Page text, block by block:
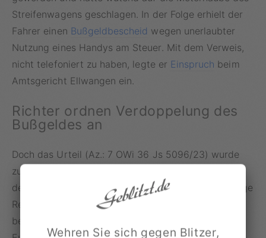
Streifenwagens geschlagen. In der Folge erhielt der
Fahrer einen Bußgeldbescheid wegen unerlaubter
Nutzung eines Handys am Steuer. Mit dem Verweis,
nicht telefoniert zu haben, legte er Einspruch beim
Amtsgericht Ellwangen ein.
Richter ordnen Verdoppelung des
Bußgeldes an
Doch das Urteil (Az.: 7 OWi 36 Js 5096/23) wurde
zum Bumerang für den Kläger. Demzufolge musste
der Mann nicht nur die für einen Handyverstoß fällige
Regelbuße von 100 Euro samt Punkt in Flensburg
bezahlen. Stattdessen wurde das
Wehren Sie sich gegen Blitzer,